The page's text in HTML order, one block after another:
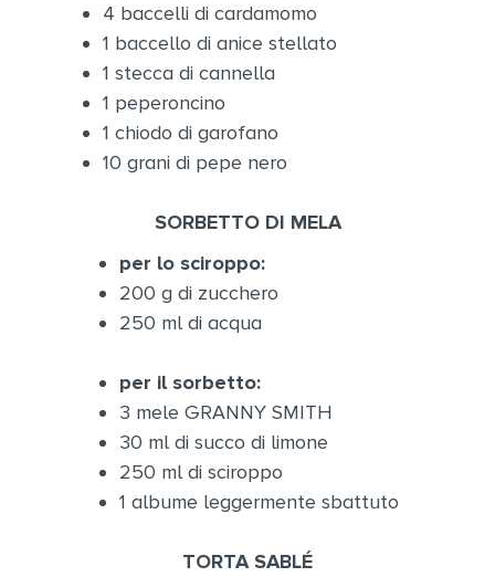
4 baccelli di cardamomo
1 baccello di anice stellato
1 stecca di cannella
1 peperoncino
1 chiodo di garofano
10 grani di pepe nero
SORBETTO DI MELA
per lo sciroppo:
200 g di zucchero
250 ml di acqua
per il sorbetto:
3 mele GRANNY SMITH
30 ml di succo di limone
250 ml di sciroppo
1 albume leggermente sbattuto
TORTA SABLÉ